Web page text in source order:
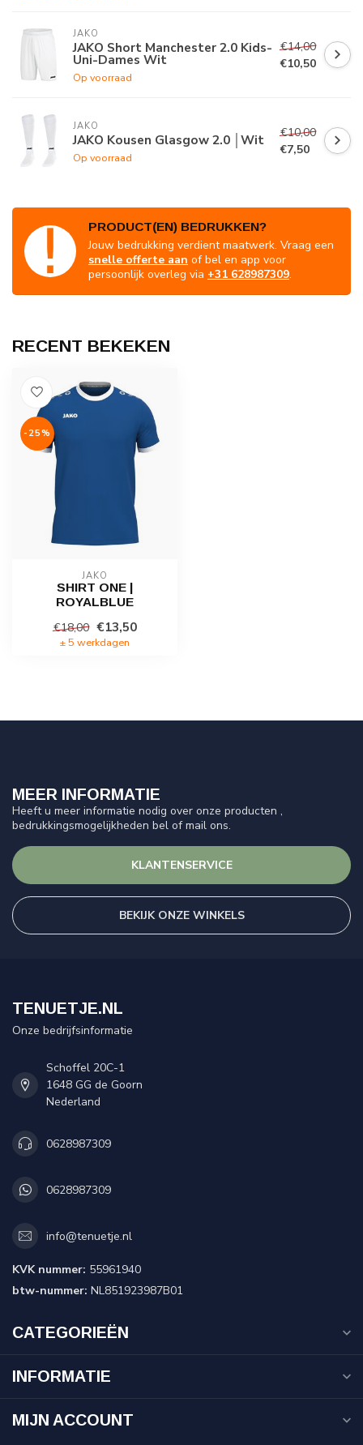
JAKO
JAKO Short Manchester 2.0 Kids-
Uni-Dames Wit
Op voorraad
€14,00
€10,50
JAKO
JAKO Kousen Glasgow 2.0 │Wit
Op voorraad
€10,00
€7,50
PRODUCT(EN) BEDRUKKEN?
Jouw bedrukking verdient maatwerk. Vraag een
snelle offerte aan of bel en app voor
persoonlijk overleg via +31 628987309.
RECENT BEKEKEN
-25%
JAKO
SHIRT ONE |
ROYALBLUE
€18,00 €13,50
± 5 werkdagen
MEER INFORMATIE
Heeft u meer informatie nodig over onze producten ,
bedrukkingsmogelijkheden bel of mail ons.
KLANTENSERVICE
BEKIJK ONZE WINKELS
TENUETJE.NL
Onze bedrijfsinformatie
Schoffel 20C-1
1648 GG de Goorn
Nederland
0628987309
0628987309
info@tenuetje.nl
KVK nummer: 55961940
btw-nummer: NL851923987B01
CATEGORIEËN
INFORMATIE
MIJN ACCOUNT